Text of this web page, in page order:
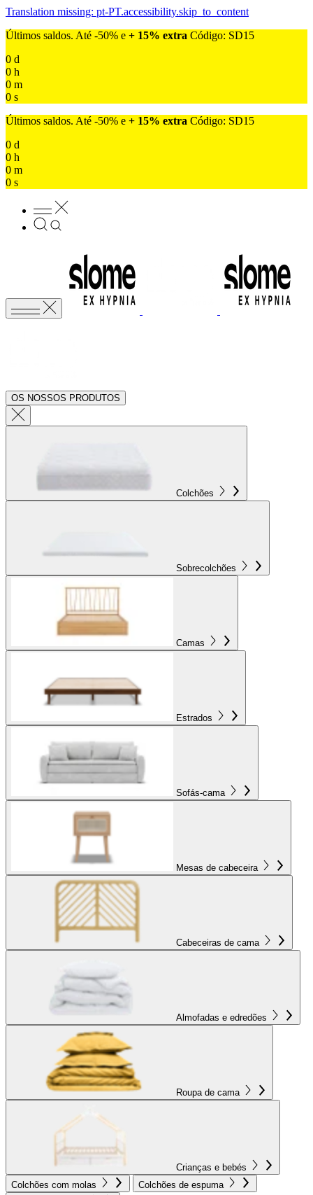
Translation missing: pt-PT.accessibility.skip_to_content
Últimos saldos. Até -50% e + 15% extra Código: SD15
0 d
0 h
0 m
0 s
Últimos saldos. Até -50% e + 15% extra Código: SD15
0 d
0 h
0 m
0 s
OS NOSSOS PRODUTOS
Colchões
Sobrecolchões
Camas
Estrados
Sofás-cama
Mesas de cabeceira
Cabeceiras de cama
Almofadas e edredões
Roupa de cama
Crianças e bebés
Colchões com molas
Colchões de espuma